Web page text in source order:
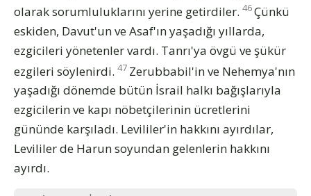
olarak sorumluluklarını yerine getirdiler. 46Çünkü
eskiden, Davut'un ve Asaf'ın yaşadığı yıllarda,
ezgicileri yönetenler vardı. Tanrı'ya övgü ve şükür
ezgileri söylenirdi. 47 Zerubbabil'in ve Nehemya'nın
yaşadığı dönemde bütün İsrail halkı bağışlarıyla
ezgicilerin ve kapı nöbetçilerinin ücretlerini
gününde karşıladı. Levililer'in hakkını ayırdılar,
Levililer de Harun soyundan gelenlerin hakkını
ayırdı.